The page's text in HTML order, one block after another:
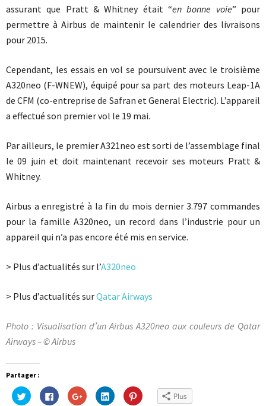
assurant que Pratt & Whitney était “en bonne voie” pour
permettre à Airbus de maintenir le calendrier des livraisons
pour 2015.
Cependant, les essais en vol se poursuivent avec le troisième
A320neo (F-WNEW), équipé pour sa part des moteurs Leap-1A
de CFM (co-entreprise de Safran et General Electric). L’appareil
a effectué son premier vol le 19 mai.
Par ailleurs, le premier A321neo est sorti de l’assemblage final
le 09 juin et doit maintenant recevoir ses moteurs Pratt &
Whitney.
Airbus a enregistré à la fin du mois dernier 3.797 commandes
pour la famille A320neo, un record dans l’industrie pour un
appareil qui n’a pas encore été mis en service.
> Plus d’actualités sur l’A320neo
> Plus d’actualités surQatar Airways
Photo : Visualisation d’un Airbus A320neo aux couleurs de Qatar
Airways – © Airbus
Partager :
Cliquez
pour
Cliquez
pour
Cliquez
pour
Cliquez
pour
Cliquez
pour Plus